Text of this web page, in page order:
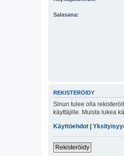
Salasana:
REKISTERÖIDY
Sinun tulee olla
käyttäjille. Muista lukea
Käyttöehdot
Rekisteröidy